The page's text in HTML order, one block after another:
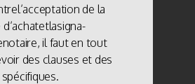
de la
il faut en tout
des clauses et des